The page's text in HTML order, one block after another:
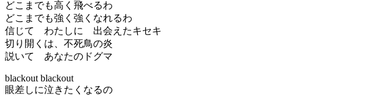
どこまでも高く飛べるわ
どこまでも強く強くなれるわ
信じて わたしに 出会えたキセキ
切り開くは、不死鳥の炎
説いて あなたのドグマ
blackout blackout
眼差しに泣きたくなるの